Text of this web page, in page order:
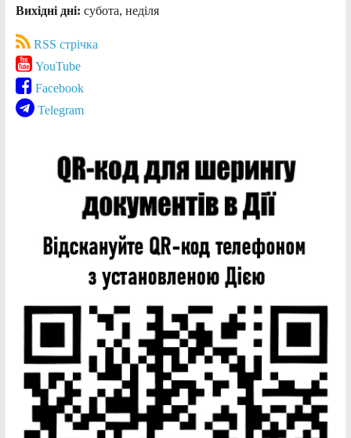
Вихідні дні: субота, неділя
RSS стрічка
YouTube
Facebook
Telegram